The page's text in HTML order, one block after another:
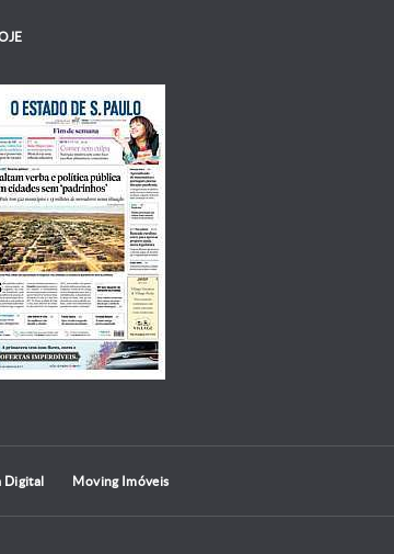
Digital Moving Imóveis